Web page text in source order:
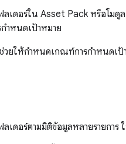
ลเดอร์ใน Asset Pack หรือโ
ำหนดเป้าหมาย
ยให้กำหนดเกณฑ์การกำหนดเป้
เดอร์ตามมิติข้อมูลหลายรายการ